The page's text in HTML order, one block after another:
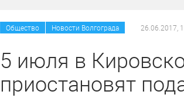
Общество Новости Волгограда 26.06.2017,
5 июля в
приостановят